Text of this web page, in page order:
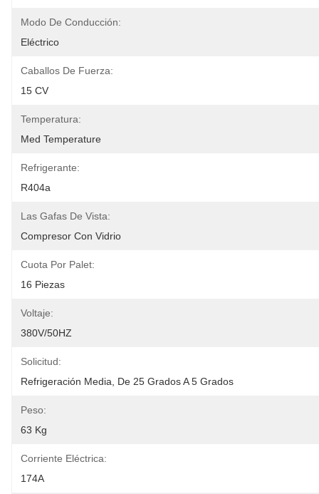
Modo De Conducción:
Eléctrico
Caballos De Fuerza:
15 CV
Temperatura:
Med Temperature
Refrigerante:
R404a
Las Gafas De Vista:
Compresor Con Vidrio
Cuota Por Palet:
16 Piezas
Voltaje:
380V/50HZ
Solicitud:
Refrigeración Media, De 25 Grados A 5 Grados
Peso:
63 Kg
Corriente Eléctrica:
174A